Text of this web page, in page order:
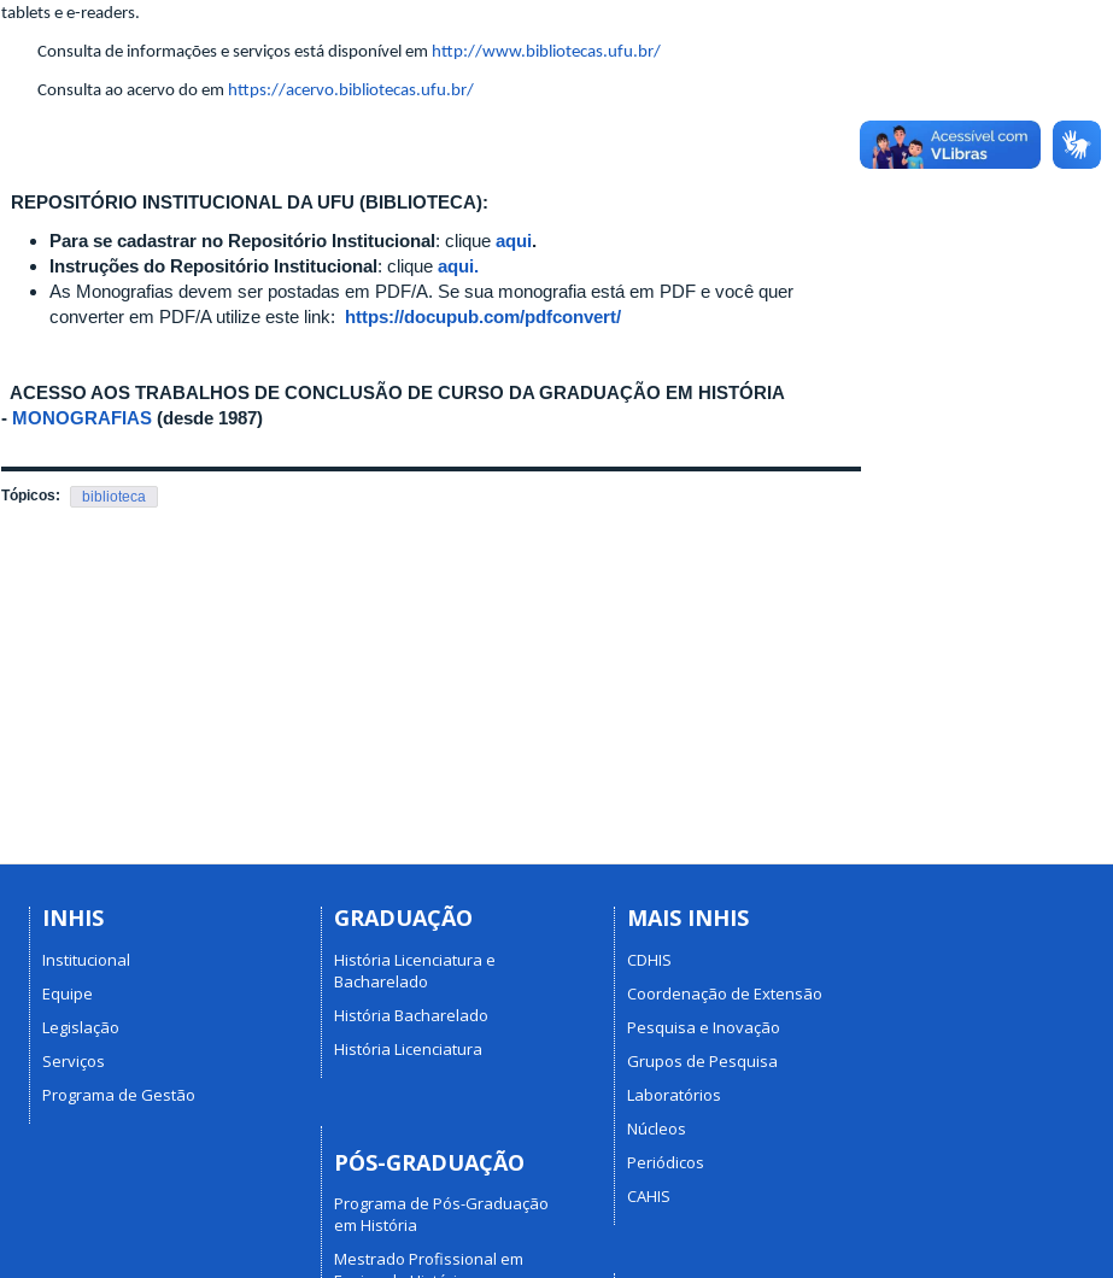
tablets e e-readers.
Consulta de informações e serviços está disponível em http://www.bibliotecas.ufu.br/
Consulta ao acervo do em https://acervo.bibliotecas.ufu.br/
REPOSITÓRIO INSTITUCIONAL DA UFU (BIBLIOTECA):
Para se cadastrar no Repositório Institucional: clique aqui.
Instruções do Repositório Institucional: clique aqui.
As Monografias devem ser postadas em PDF/A. Se sua monografia está em PDF e você quer
converter em PDF/A utilize este link: https://docupub.com/pdfconvert/
ACESSO AOS TRABALHOS DE CONCLUSÃO DE CURSO DA GRADUAÇÃO EM HISTÓRIA
- MONOGRAFIAS (desde 1987)
Tópicos: biblioteca
INHIS
Institucional
Equipe
Legislação
Serviços
Programa de Gestão
GRADUAÇÃO
História Licenciatura e
Bacharelado
História Bacharelado
História Licenciatura
PÓS-GRADUAÇÃO
Programa de Pós-Graduação
em História
Mestrado Profissional em
MAIS INHIS
CDHIS
Coordenação de Extensão
Pesquisa e Inovação
Grupos de Pesquisa
Laboratórios
Núcleos
Periódicos
CAHIS